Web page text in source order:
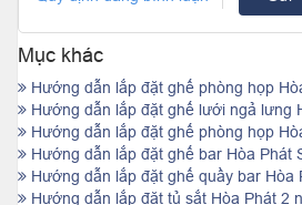
Mục khác
Hướng dẫn lắp đặt ghế phòng họp
Hướng dẫn lắp đặt ghế lưới ngả lưng
Hướng dẫn lắp đặt ghế phòng họp
Hướng dẫn lắp đặt ghế bar Hòa Phát
Hướng dẫn lắp đặt ghế quầy bar Hòa
Hướng dẫn lắp đặt tủ sắt Hòa Phát 2